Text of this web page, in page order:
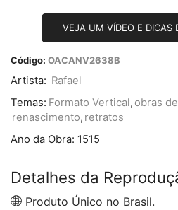
VEJA UM VÍDEO E DICAS
Código: OACANV2638B
Artista: Rafael
Temas: Formato Vertical, obras
renascimento, retratos
Ano da Obra: 1515
Detalhes da
Produto Único no Brasil.